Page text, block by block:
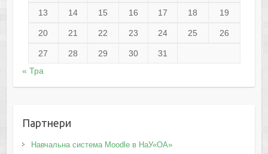
13 14 15 16 17 18 19
20 21 22 23 24 25 26
27 28 29 30
31
« Тра
Партнери
Навчальна система Moodle в НаУ«ОА»